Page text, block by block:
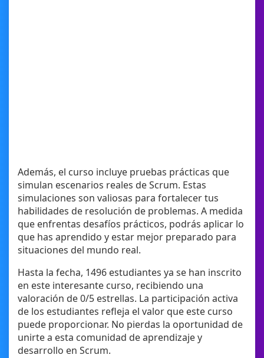
Además, el curso incluye pruebas prácticas que
simulan escenarios reales de Scrum. Estas
simulaciones son valiosas para fortalecer tus
habilidades de resolución de problemas. A medida
que enfrentas desafíos prácticos, podrás aplicar lo
que has aprendido y estar mejor preparado para
situaciones del mundo real.
Hasta la fecha, 1496 estudiantes ya se han inscrito
en este interesante curso, recibiendo una
valoración de 0/5 estrellas. La participación activa
de los estudiantes refleja el valor que este curso
puede proporcionar. No pierdas la oportunidad de
unirte a esta comunidad de aprendizaje y
desarrollo en Scrum.